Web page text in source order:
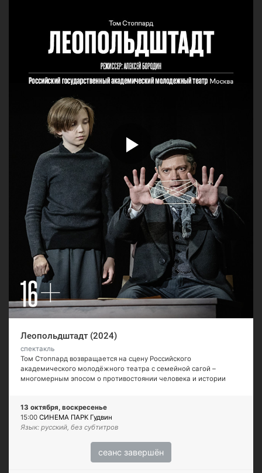
Леопольдштадт (2024)
спектакль
Том Стоппард возвращается на сцену Российского
академического молодёжного театра с семейной сагой –
многомерным эпосом о противостоянии человека и истории
13 октября, воскресенье
15:00 СИНЕМА ПАРК Гудвин
Язык: русский, без субтитров
сеанс завершён